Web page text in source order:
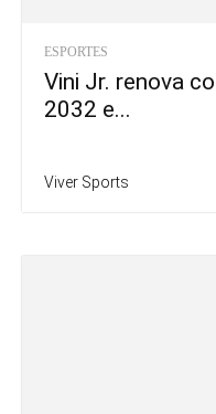
ESPORTES
Vini Jr. renova
2032 e...
Viver Sports